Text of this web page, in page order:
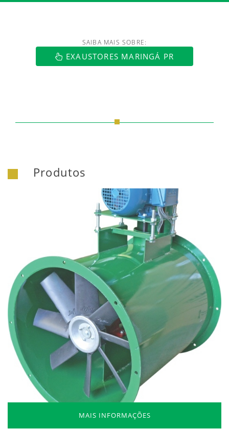
https://www.luftmaxi.com.br/
SAIBA MAIS SOBRE:
EXAUSTORES MARINGÁ PR
Produtos
MAIS INFORMAÇÕES